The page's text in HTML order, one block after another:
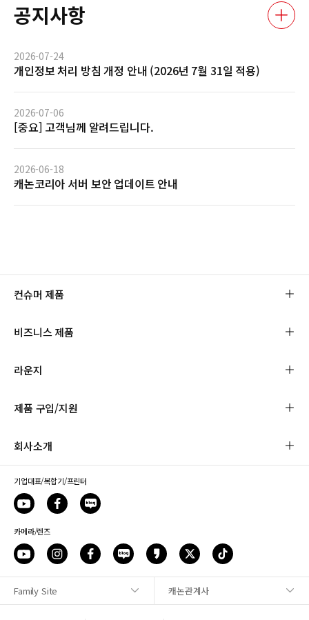
공지사항
2026-07-24
개인정보 처리 방침 개정 안내 (2026년 7월 31일 적용)
2026-07-06
[중요] 고객님께 알려드립니다.
2026-06-18
캐논코리아 서버 보안 업데이트 안내
사이트맵
컨슈머 제품
비즈니스 제품
라운지
제품 구입/지원
회사소개
기업대표/복합기/프린터
카메라/렌즈
Family Site 캐논관계사